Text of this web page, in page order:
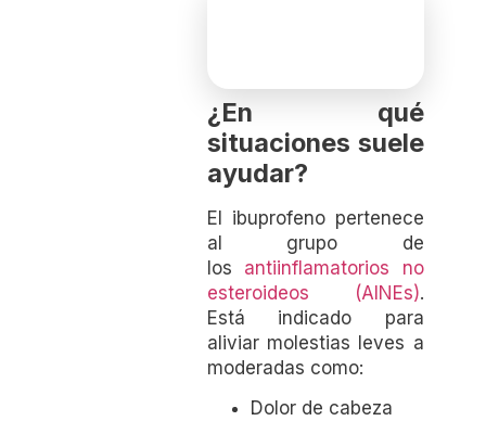
¿En qué
situaciones suele
ayudar?
El ibuprofeno pertenece
al grupo de
los antiinflamatorios no
esteroideos (AINEs).
Está indicado para
aliviar molestias leves a
moderadas como:
Dolor de cabeza